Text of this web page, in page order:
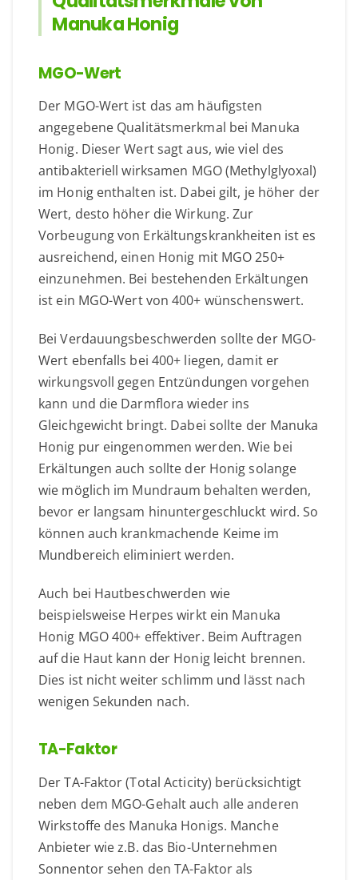
Manuka Honig
MGO-Wert
Der MGO-Wert ist das am häufigsten
angegebene Qualitätsmerkmal bei Manuka
Honig. Dieser Wert sagt aus, wie viel des
antibakteriell wirksamen MGO (Methylglyoxal)
im Honig enthalten ist. Dabei gilt, je höher der
Wert, desto höher die Wirkung. Zur
Vorbeugung von Erkältungskrankheiten ist es
ausreichend, einen Honig mit MGO 250+
einzunehmen. Bei bestehenden Erkältungen
ist ein MGO-Wert von 400+ wünschenswert.
Bei Verdauungsbeschwerden sollte der MGO-
Wert ebenfalls bei 400+ liegen, damit er
wirkungsvoll gegen Entzündungen vorgehen
kann und die Darmflora wieder ins
Gleichgewicht bringt. Dabei sollte der Manuka
Honig pur eingenommen werden. Wie bei
Erkältungen auch sollte der Honig solange
wie möglich im Mundraum behalten werden,
bevor er langsam hinuntergeschluckt wird. So
können auch krankmachende Keime im
Mundbereich eliminiert werden.
Auch bei Hautbeschwerden wie
beispielsweise Herpes wirkt ein Manuka
Honig MGO 400+ effektiver. Beim Auftragen
auf die Haut kann der Honig leicht brennen.
Dies ist nicht weiter schlimm und lässt nach
wenigen Sekunden nach.
TA-Faktor
Der TA-Faktor (Total Acticity) berücksichtigt
neben dem MGO-Gehalt auch alle anderen
Wirkstoffe des Manuka Honigs. Manche
Anbieter wie z.B. das Bio-Unternehmen
Sonnentor sehen den TA-Faktor als